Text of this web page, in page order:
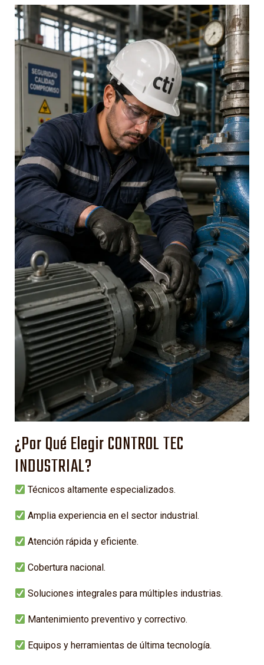
¿Por Qué Elegir CONTROL TEC
INDUSTRIAL?
Técnicos altamente especializados.
Amplia experiencia en el sector industrial.
Atención rápida y eficiente.
Cobertura nacional.
Soluciones integrales para múltiples industrias.
Mantenimiento preventivo y correctivo.
Equipos y herramientas de última tecnología.